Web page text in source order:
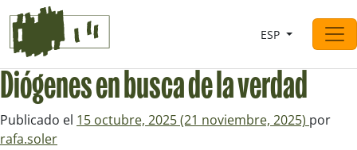
Saltar al contingut
Navegación principal
ESP
Diógenes en busca de la verdad
Publicado el 15 octubre, 2025(21 noviembre, 2025) por
rafa.soler